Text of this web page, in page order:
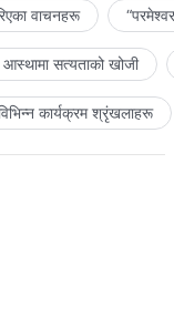
वाचनहरू
सत्यताको खोजी
कार्यक्रम श्रृंखलाहरू